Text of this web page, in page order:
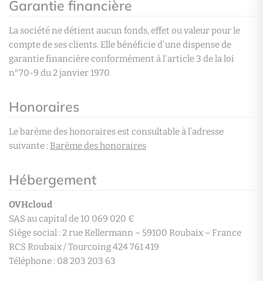
Garantie financière
La société ne détient aucun fonds, effet ou valeur pour le
compte de ses clients. Elle bénéficie d'une dispense de
garantie financière conformément à l'article 3 de la loi
n°70-9 du 2 janvier 1970.
Honoraires
Le barème des honoraires est consultable à l’adresse
suivante : Barème des honoraires
Hébergement
OVHcloud
SAS au capital de 10 069 020 €
Siège social : 2 rue Kellermann – 59100 Roubaix – France
RCS Roubaix / Tourcoing 424 761 419
Téléphone : 08 203 203 63